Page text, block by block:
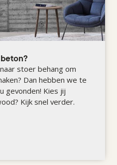
stoer behang om
Dan hebben we te
gevonden! Kies jij
Kijk snel verder.